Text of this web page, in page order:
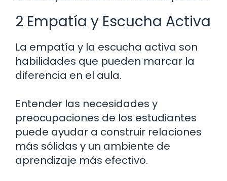
2 Empatía y Escucha Activa
La empatía y la escucha activa son
habilidades que pueden marcar la
diferencia en el aula.
Entender las necesidades y
preocupaciones de los estudiantes
puede ayudar a construir relaciones
más sólidas y un ambiente de
aprendizaje más efectivo.